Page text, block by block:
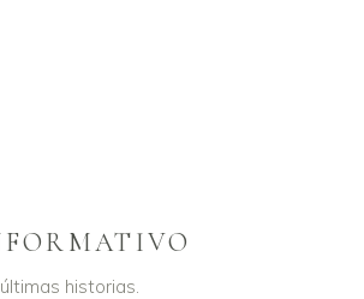
historias.